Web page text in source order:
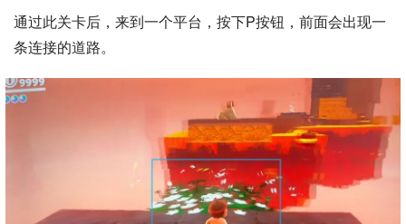
通过此关卡后，来到一个平台，按下P按钮，前面会出现一
条连接的道路。